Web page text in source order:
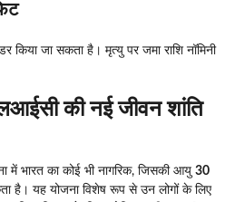
किया जा सकता है। मृत्यु पर जमा राशि नॉमिनी
की नई जीवन शांति
में भारत का कोई भी नागरिक, जिसकी आयु 30
है। यह योजना विशेष रूप से उन लोगों के लिए